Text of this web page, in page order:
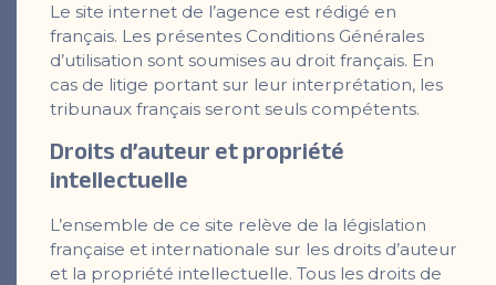
Le site internet de l’agence est rédigé en
français. Les présentes Conditions Générales
d’utilisation sont soumises au droit français. En
cas de litige portant sur leur interprétation, les
tribunaux français seront seuls compétents.
Droits d’auteur et propriété
intellectuelle
L’ensemble de ce site relève de la législation
française et internationale sur les droits d’auteur
et la propriété intellectuelle. Tous les droits de